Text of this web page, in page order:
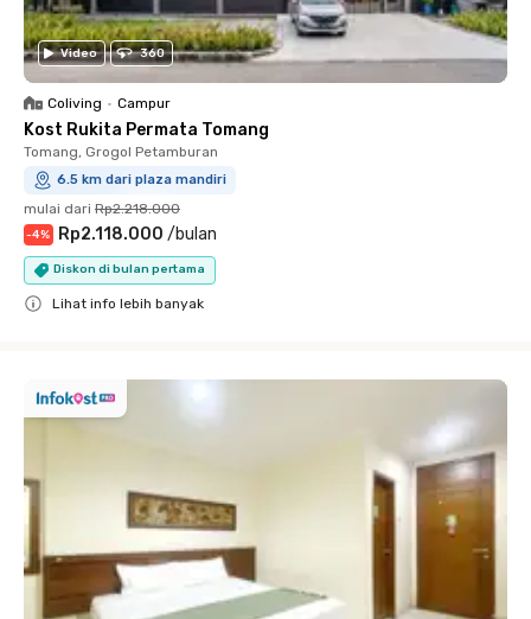
Video 360
Coliving • Campur
Kost Rukita Permata Tomang
Tomang, Grogol Petamburan
6.5 km dari plaza mandiri
mulai dari Rp2.218.000
-4% Rp2.118.000 /bulan
Diskon di bulan pertama
Lihat info lebih banyak